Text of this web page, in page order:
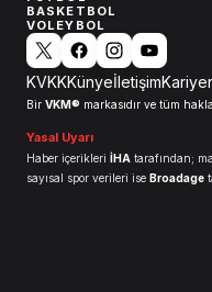
BASKETBOL
VOLEYBOL
KVKKKünyeİletişimKariyer
Bir VKM® markasıdır ve tüm
Yasal Uyarı
Haber içerikleri İHA tarafından;
sayısal spor verileri ise Broadage